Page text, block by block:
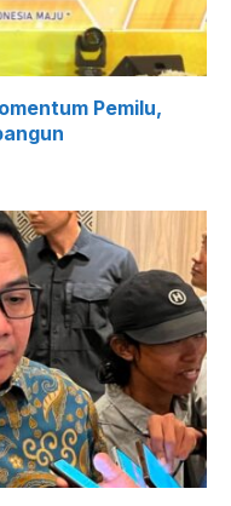
Pemilu,